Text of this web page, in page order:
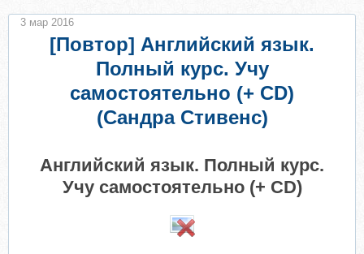
[Повтор] Английский язык.
Полный курс. Учу
самостоятельно (+ CD)
(Сандра Стивенс)
Английский язык. Полный курс.
Учу самостоятельно (+ CD)
3 мар 2016